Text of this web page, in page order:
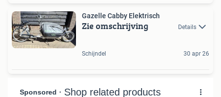
Gazelle Cabby Elektrisch
Zie omschrijving Details
Schijndel 30 apr 26